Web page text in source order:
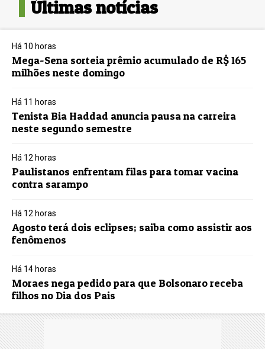
Últimas notícias
Há 10 horas
Mega-Sena sorteia prêmio acumulado de R$ 165
milhões neste domingo
Há 11 horas
Tenista Bia Haddad anuncia pausa na carreira
neste segundo semestre
Há 12 horas
Paulistanos enfrentam filas para tomar vacina
contra sarampo
Há 12 horas
Agosto terá dois eclipses; saiba como assistir aos
fenômenos
Há 14 horas
Moraes nega pedido para que Bolsonaro receba
filhos no Dia dos Pais